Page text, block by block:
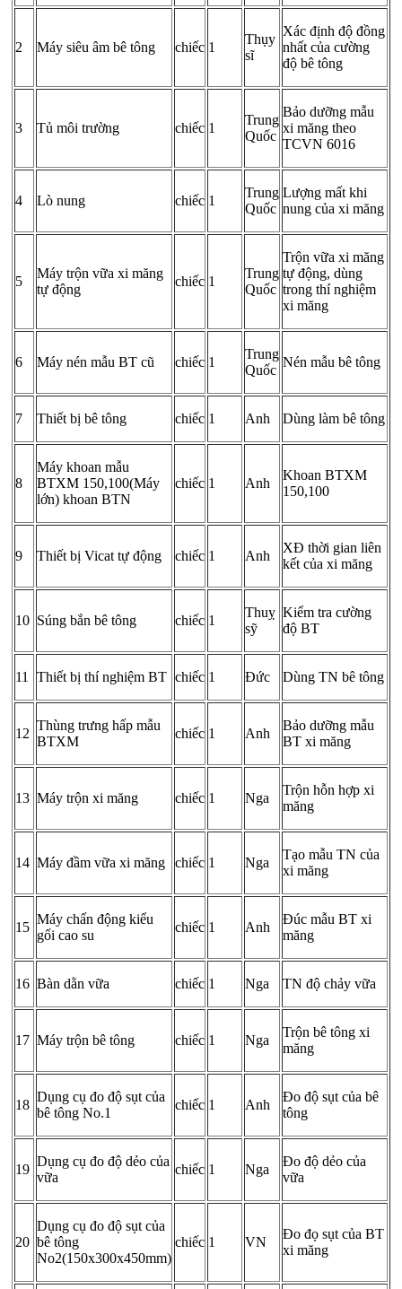
2 Máy siêu âm bê tông chiếc 1
Thụy
sĩ
Xác định độ đồng
nhất của cường
độ bê tông
3 Tủ môi trường chiếc 1
Trung
Quốc
Bảo dưỡng mẫu
xi măng theo
TCVN 6016
4 Lò nung chiếc 1
Trung
Quốc
Lượng mất khi
nung của xi măng
5
Máy trộn vữa xi măng
tự động
chiếc 1
Trung
Quốc
Trộn vữa xi măng
tự động, dùng
trong thí nghiệm
xi măng
6 Máy nén mẫu BT cũ chiếc 1
Trung
Quốc
Nén mẫu bê tông
7 Thiết bị bê tông chiếc 1 Anh Dùng làm bê tông
8
Máy khoan mẫu
BTXM 150,100(Máy
lớn) khoan BTN
chiếc 1 Anh
Khoan BTXM
150,100
9 Thiết bị Vicat tự động chiếc 1 Anh
XĐ thời gian liên
kết của xi măng
10 Súng bắn bê tông chiếc 1
Thuỵ
sỹ
Kiểm tra cường
độ BT
11 Thiết bị thí nghiệm BT chiếc 1 Đức Dùng TN bê tông
12
Thùng trưng hấp mẫu
BTXM
chiếc 1 Anh
Bảo dưỡng mẫu
BT xi măng
13 Máy trộn xi măng chiếc 1 Nga
Trộn hỗn hợp xi
măng
14 Máy đầm vữa xi măng chiếc 1 Nga
Tạo mẫu TN của
xi măng
15
Máy chấn động kiểu
gối cao su
chiếc 1 Anh
Đúc mẫu BT xi
măng
16 Bàn dằn vữa chiếc 1 Nga TN độ chảy vữa
17 Máy trộn bê tông chiếc 1 Nga
Trộn bê tông xi
măng
18
Dụng cụ đo độ sụt của
bê tông No.1
chiếc 1 Anh
Đo độ sụt của bê
tông
19
Dụng cụ đo độ dẻo của
vữa
chiếc 1 Nga
Đo độ dẻo của
vữa
20
Dụng cụ đo độ sụt của
bê tông
No2(150x300x450mm)
chiếc 1 VN
Đo đọ sụt của BT
xi măng